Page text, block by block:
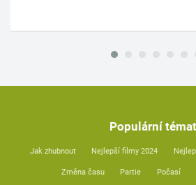
Populární
Jak zhubnout Nejlepší filmy 2024
Změna času Partie Počasí